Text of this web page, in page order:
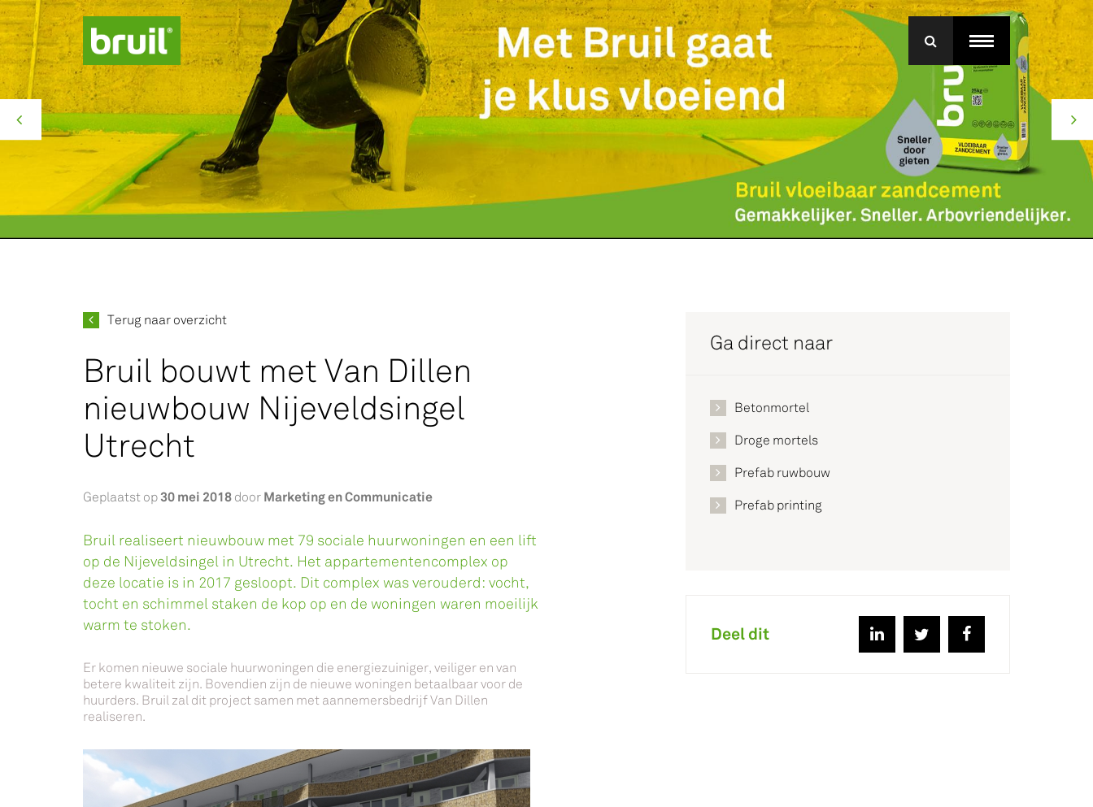
menu
Productgroepen
Contact
Over ons
Missie Groen
Service
Productgroep Betonmortel
Werken bij Bruil
Silo-service
Terug naar overzicht
Bruil bouwt met Van Dillen
nieuwbouw Nijeveldsingel
Utrecht
Geplaatst op 30 mei 2018 door Marketing en Communicatie
Bruil realiseert nieuwbouw met 79 sociale huurwoningen en een lift
op de Nijeveldsingel in Utrecht. Het appartementencomplex op
deze locatie is in 2017 gesloopt. Dit complex was verouderd: vocht,
tocht en schimmel staken de kop op en de woningen waren moeilijk
warm te stoken.
Er komen nieuwe sociale huurwoningen die energiezuiniger, veiliger en van
betere kwaliteit zijn. Bovendien zijn de nieuwe woningen betaalbaar voor de
huurders. Bruil zal dit project samen met aannemersbedrijf Van Dillen
realiseren.
Ga direct naar
Betonmortel
Droge mortels
Prefab ruwbouw
Prefab printing
Deel dit